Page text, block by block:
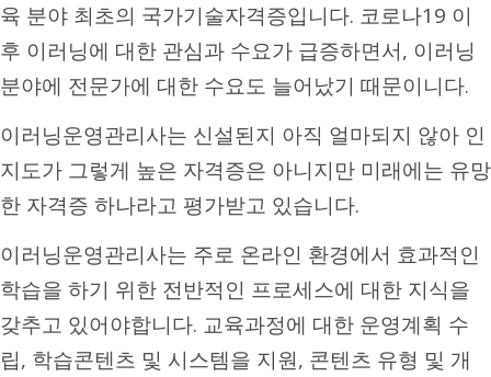
육 분야 최초의 국가기술자격증입니다. 코로나19 이
후 이러닝에 대한 관심과 수요가 급증하면서, 이러닝
분야에 전문가에 대한 수요도 늘어났기 때문이니다.
이러닝운영관리사는 신설된지 아직 얼마되지 않아 인
지도가 그렇게 높은 자격증은 아니지만 미래에는 유망
한 자격증 하나라고 평가받고 있습니다.
이러닝운영관리사는 주로 온라인 환경에서 효과적인
학습을 하기 위한 전반적인 프로세스에 대한 지식을
갖추고 있어야합니다. 교육과정에 대한 운영계획 수
립, 학습콘텐츠 및 시스템을 지원, 콘텐츠 유형 및 개